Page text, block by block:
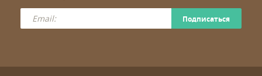
Подписаться